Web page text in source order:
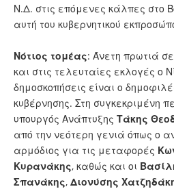
Ν.Δ. στις επόμενες κάλπες στο
αυτή του κυβερνητικού
Νότιος τομέας: Άνετη πρωτιά
και στις τελευταίες εκλογές ο
δημοσκοπήσεις είναι ο
κυβέρνησης. Στη συγκεκριμένη
υπουργός Ανάπτυξης Τάκης
από την νεότερη γενιά όπως ο
αρμόδιος για τις μεταφορές
Κυρανάκης, καθώς και οι
Σπανάκης, Διονύσης